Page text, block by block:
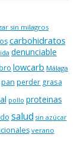
sin milagros
carbohidratos
denunciable
lowcarb Málaga
pan perder grasa
pollo proteinas
salud sin azúcar
verano